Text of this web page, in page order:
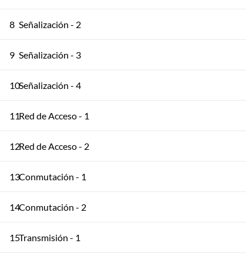
8 Señalización - 2
9 Señalización - 3
10Señalización - 4
11Red de Acceso - 1
12Red de Acceso - 2
13Conmutación - 1
14Conmutación - 2
15Transmisión - 1